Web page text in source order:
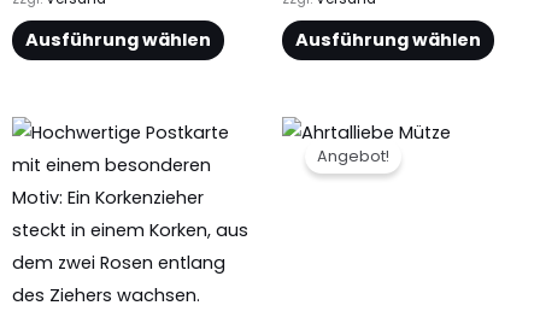
Ausführung wählen
gewählt
werden
Ausführung wählen
gewählt
werden
Angebot!
Ursprünglicher
Preis
war:
Aktueller
Preis
ist: